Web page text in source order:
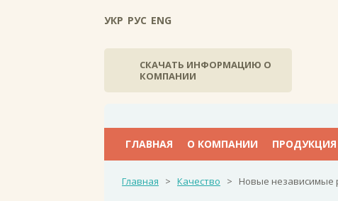
УКР РУС ENG
СКАЧАТЬ ИНФОРМАЦИЮ О
КОМПАНИИ
ГЛАВНАЯ О КОМПАНИИ ПРОДУКЦИЯ
Главная > Качество > Новые независимые